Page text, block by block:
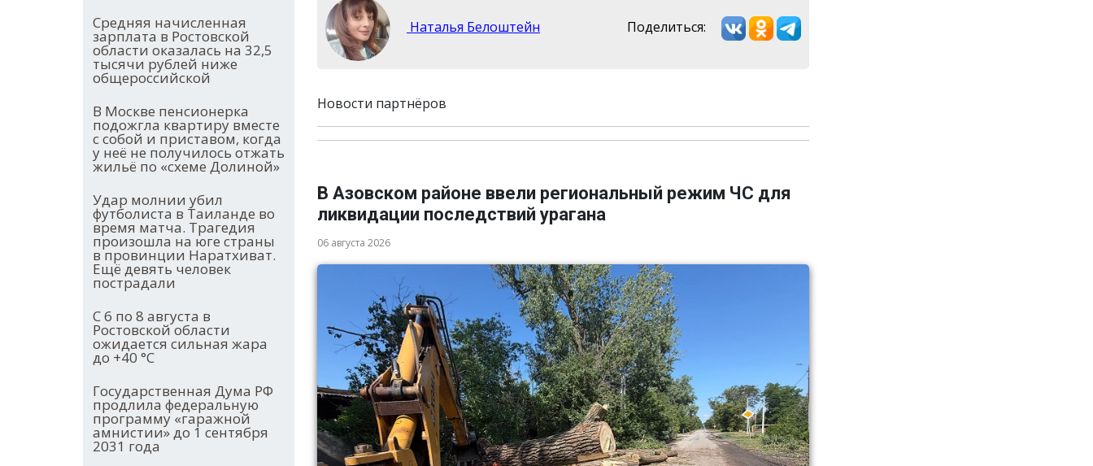
Средняя начисленная
зарплата в Ростовской
области оказалась на 32,5
тысячи рублей ниже
общероссийской
В Москве пенсионерка
подожгла квартиру вместе
с собой и приставом, когда
у неё не получилось отжать
жильё по «схеме Долиной»
Удар молнии убил
футболиста в Таиланде во
время матча. Трагедия
произошла на юге страны
в провинции Наратхиват.
Ещё девять человек
пострадали
С 6 по 8 августа в
Ростовской области
ожидается сильная жара
до +40 °С
Государственная Дума РФ
продлила федеральную
программу «гаражной
амнистии» до 1 сентября
2031 года
Наталья Белоштейн Поделиться:
Новости партнёров
В Азовском районе ввели региональный режим ЧС для
ликвидации последствий урагана
06 августа 2026